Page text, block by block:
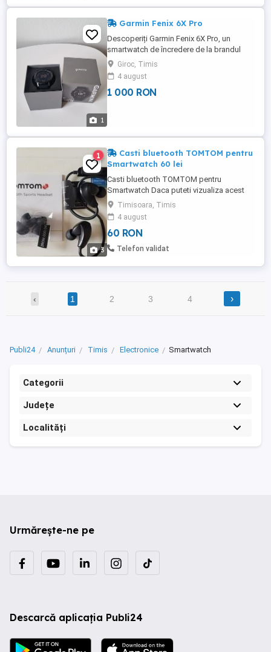
1
Garmin Fenix 6X Pro
Descoperiți Garmin Fenix 6X Pro, un
smartwatch de încredere de la brandul
Garmin. Cu o multitudine de funcții și
tehnologii de vârf, acest ceas inteligent
este un partener perfect pentru activitățile
tale sportive și zilnice.
Giroc, Timis
4 august
1 000 RON
3
1
Casti bluetooth TOMTOM pentru
Smartwatch 60 lei
Casti bluetooth TOMTOM pentru
Smartwatch Daca puteti vizualiza acest
anunt inseamna ca este activ valabil nu
este expirat. Se ridica de la domiciliu. La
domiciliu exista camere de supraveghere.
Timisoara, Timis
4 august
60 RON
Telefon validat
‹ 1 2 3 4 ›
Publi24 Anunțuri Timis Electronice Smartwatch
Categorii
Județe
Localități
Urmărește-ne pe
Descarcă aplicația Publi24